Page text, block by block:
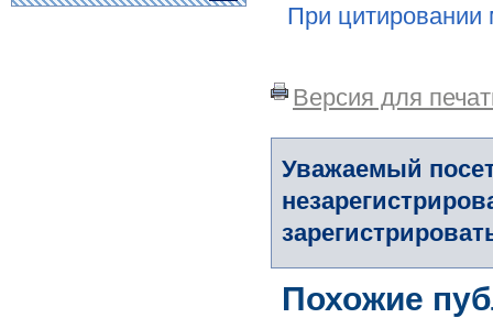
При цитировании
Версия для
Уважаемый
Похожие